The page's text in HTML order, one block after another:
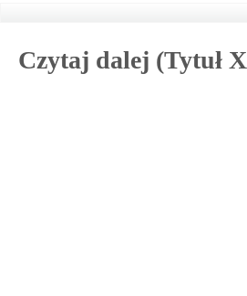
Czytaj dalej (Tytuł